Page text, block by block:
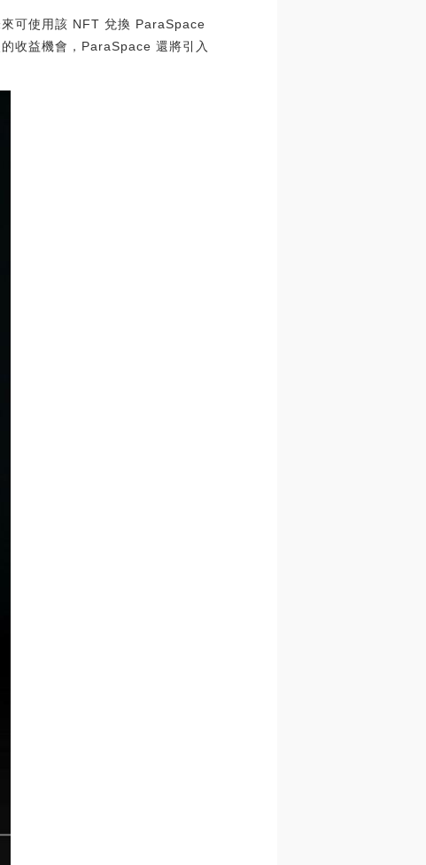
可使用該 NFT 兌換 ParaSpace
收益機會，ParaSpace 還將引入